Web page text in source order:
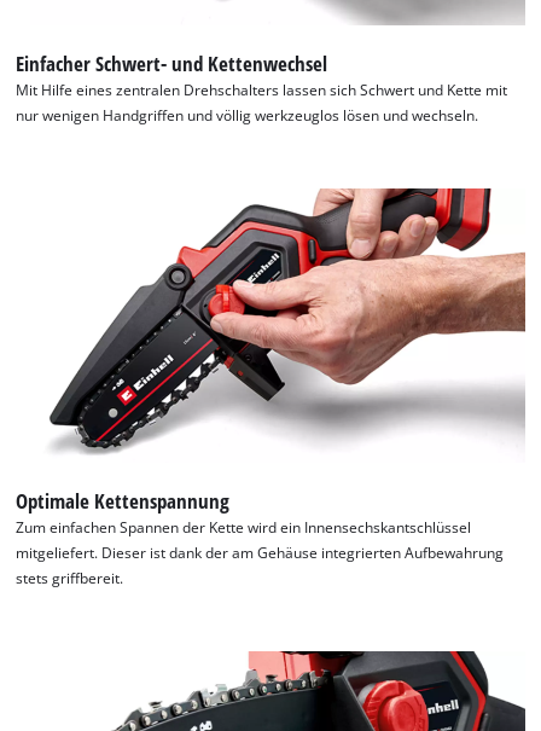
Wir benötigen deine Zustimmung, um
Google Maps laden zu können!
Einfacher Schwert- und Kettenwechsel
Mit Hilfe eines zentralen Drehschalters lassen sich Schwert und Kette mit
nur wenigen Handgriffen und völlig werkzeuglos lösen und wechseln.
Optimale Kettenspannung
Zum einfachen Spannen der Kette wird ein Innensechskantschlüssel
mitgeliefert. Dieser ist dank der am Gehäuse integrierten Aufbewahrung
stets griffbereit.